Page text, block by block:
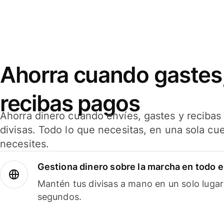
Ahorra cuando
recibas pagos
Ahorra dinero cuando envíes, gastes y
divisas. Todo lo que necesitas, en una sola
necesites.
Gestiona dinero sobre la marcha en todo
Mantén tus divisas a mano en un solo
segundos.